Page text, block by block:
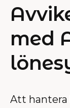
med
Att hantera